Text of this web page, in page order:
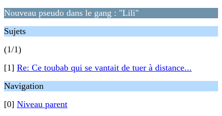
Nouveau pseudo dans le gang : "Lili"
Sujets
(1/1)
[1] Re: Ce toubab qui se vantait de tuer à distance...
Navigation
[0] Niveau parent